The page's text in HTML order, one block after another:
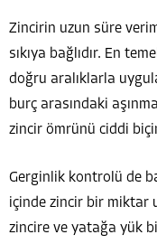
Zincirin uzun süre
sıkıya bağlıdır. En
doğru aralıklarla
burç arasındaki
zincir ömrünü ciddi
Gerginlik kontrolü de
içinde zincir bir miktar
zincire ve yatağa yük